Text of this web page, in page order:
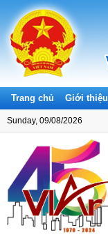
Trang chủ Giới thiệu
Sunday, 09/08/2026